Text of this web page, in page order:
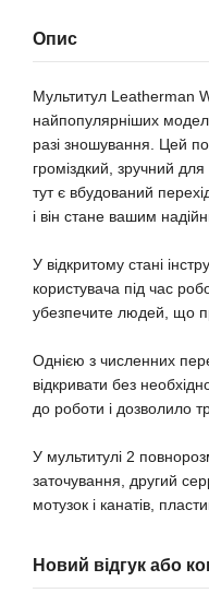
Опис
Мультитул Leatherman
найпопулярніших
разі зношування. Цей
громіздкий, зручний
тут є вбудований
і він стане вашим
У відкритому стані
користувача під час
убезпечите людей, що
Однією з численних
відкривати без
до роботи і дозволило
У мультитулі 2
заточування, другий
мотузок і канатів,
Новий відгук або